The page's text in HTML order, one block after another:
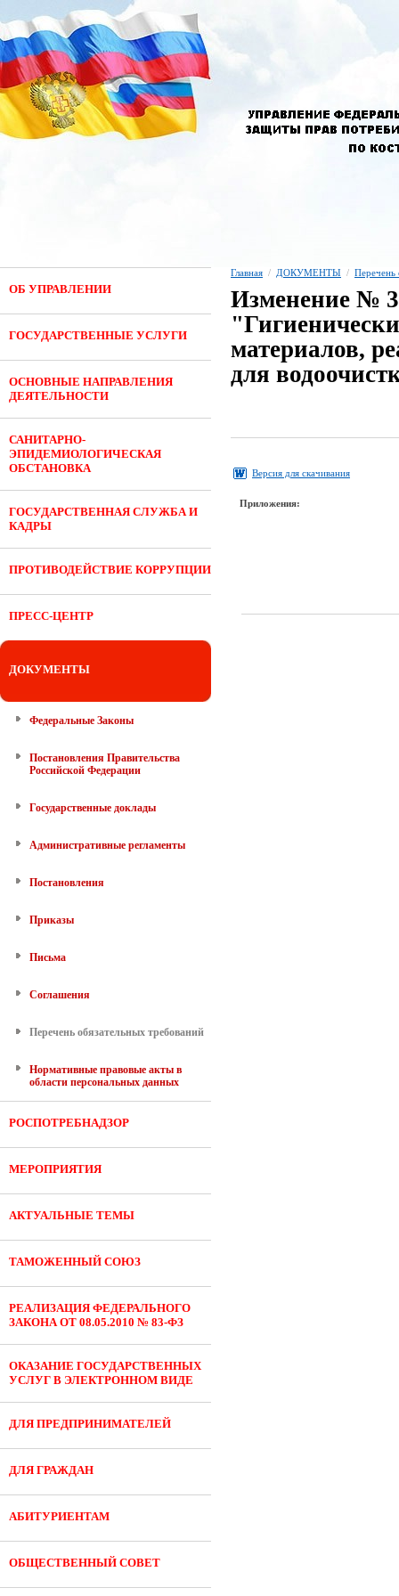
ОБ УПРАВЛЕНИИ
ГОСУДАРСТВЕННЫЕ УСЛУГИ
ОСНОВНЫЕ НАПРАВЛЕНИЯ
ДЕЯТЕЛЬНОСТИ
САНИТАРНО-
ЭПИДЕМИОЛОГИЧЕСКАЯ
ОБСТАНОВКА
ГОСУДАРСТВЕННАЯ СЛУЖБА И
КАДРЫ
ПРОТИВОДЕЙСТВИЕ КОРРУПЦИИ
ПРЕСС-ЦЕНТР
ДОКУМЕНТЫ
Федеральные Законы
Постановления Правительства
Российской Федерации
Государственные доклады
Административные регламенты
Постановления
Приказы
Письма
Соглашения
Перечень обязательных требований
Нормативные правовые акты в
области персональных данных
РОСПОТРЕБНАДЗОР
МЕРОПРИЯТИЯ
АКТУАЛЬНЫЕ ТЕМЫ
ТАМОЖЕННЫЙ СОЮЗ
РЕАЛИЗАЦИЯ ФЕДЕРАЛЬНОГО
ЗАКОНА ОТ 08.05.2010 № 83-ФЗ
ОКАЗАНИЕ ГОСУДАРСТВЕННЫХ
УСЛУГ В ЭЛЕКТРОННОМ ВИДЕ
ДЛЯ ПРЕДПРИНИМАТЕЛЕЙ
ДЛЯ ГРАЖДАН
АБИТУРИЕНТАМ
ОБЩЕСТВЕННЫЙ СОВЕТ
Главная / ДОКУМЕНТЫ / Перечень
Изменение №
материалов,
для
Версия для скачивания
Приложения: